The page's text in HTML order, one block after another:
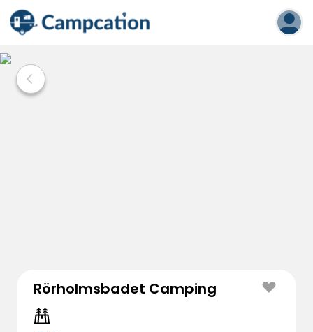
Rörholmsbadet Camping